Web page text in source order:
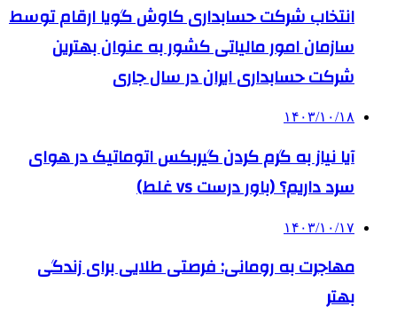
انتخاب شرکت حسابداری کاوش گویا ارقام توسط
سازمان امور مالیاتی کشور به عنوان بهترین
شرکت حسابداری ایران در سال جاری
۱۴۰۳/۱۰/۱۸
آیا نیاز به گرم کردن گیربکس اتوماتیک در هوای
سرد داریم؟ (باور درست vs غلط)
۱۴۰۳/۱۰/۱۷
مهاجرت به رومانی: فرصتی طلایی برای زندگی
بهتر